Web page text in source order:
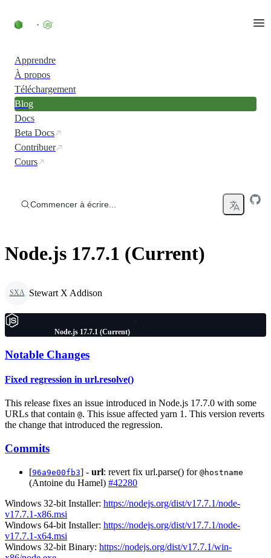
Apprendre
À propos
Téléchargement
Blog
Docs
Beta Docs
Contribuer
Cours
Commencer à écrire...
Node.js 17.7.1 (Current)
SXA Stewart X Addison
Node.js 17.7.1 (Current)
Notable Changes
Fixed regression in url.resolve()
This release fixes an issue introduced in Node.js 17.7.0 with some
URLs that contain @. This issue affected yarn 1. This version reverts
the change that introduced the regression.
Commits
[96a9e00fb3] - url: revert fix url.parse() for @hostname
(Antoine du Hamel) #42280
Windows 32-bit Installer: https://nodejs.org/dist/v17.7.1/node-
v17.7.1-x86.msi
Windows 64-bit Installer: https://nodejs.org/dist/v17.7.1/node-
v17.7.1-x64.msi
Windows 32-bit Binary: https://nodejs.org/dist/v17.7.1/win-